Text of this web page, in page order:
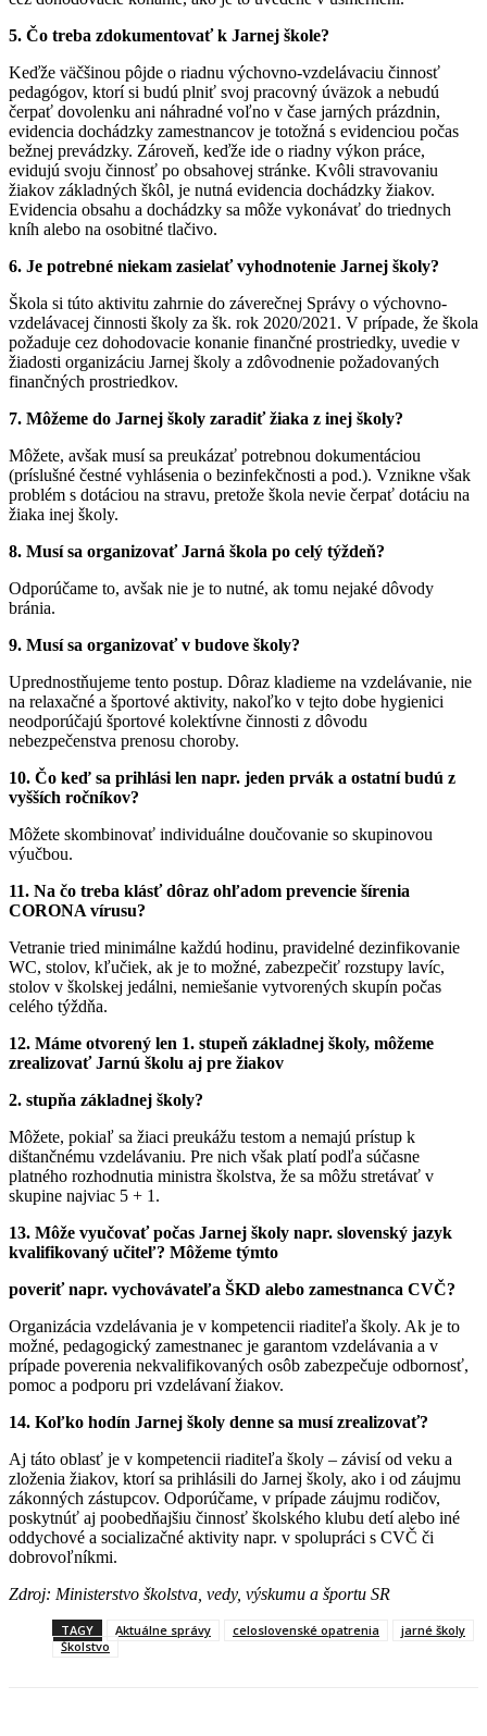
5. Čo treba zdokumentovať k Jarnej škole?
Keďže väčšinou pôjde o riadnu výchovno-vzdelávaciu činnosť
pedagógov, ktorí si budú plniť svoj pracovný úväzok a nebudú
čerpať dovolenku ani náhradné voľno v čase jarných prázdnin,
evidencia dochádzky zamestnancov je totožná s evidenciou počas
bežnej prevádzky. Zároveň, keďže ide o riadny výkon práce,
evidujú svoju činnosť po obsahovej stránke. Kvôli stravovaniu
žiakov základných škôl, je nutná evidencia dochádzky žiakov.
Evidencia obsahu a dochádzky sa môže vykonávať do triednych
kníh alebo na osobitné tlačivo.
6. Je potrebné niekam zasielať vyhodnotenie Jarnej školy?
Škola si túto aktivitu zahrnie do záverečnej Správy o výchovno-
vzdelávacej činnosti školy za šk. rok 2020/2021. V prípade, že škola
požaduje cez dohodovacie konanie finančné prostriedky, uvedie v
žiadosti organizáciu Jarnej školy a zdôvodnenie požadovaných
finančných prostriedkov.
7. Môžeme do Jarnej školy zaradiť žiaka z inej školy?
Môžete, avšak musí sa preukázať potrebnou dokumentáciou
(príslušné čestné vyhlásenia o bezinfekčnosti a pod.). Vznikne však
problém s dotáciou na stravu, pretože škola nevie čerpať dotáciu na
žiaka inej školy.
8. Musí sa organizovať Jarná škola po celý týždeň?
Odporúčame to, avšak nie je to nutné, ak tomu nejaké dôvody
bránia.
9. Musí sa organizovať v budove školy?
Uprednostňujeme tento postup. Dôraz kladieme na vzdelávanie, nie
na relaxačné a športové aktivity, nakoľko v tejto dobe hygienici
neodporúčajú športové kolektívne činnosti z dôvodu
nebezpečenstva prenosu choroby.
10. Čo keď sa prihlási len napr. jeden prvák a ostatní budú z
vyšších ročníkov?
Môžete skombinovať individuálne doučovanie so skupinovou
výučbou.
11. Na čo treba klásť dôraz ohľadom prevencie šírenia
CORONA vírusu?
Vetranie tried minimálne každú hodinu, pravidelné dezinfikovanie
WC, stolov, kľučiek, ak je to možné, zabezpečiť rozstupy lavíc,
stolov v školskej jedálni, nemiešanie vytvorených skupín počas
celého týždňa.
12. Máme otvorený len 1. stupeň základnej školy, môžeme
zrealizovať Jarnú školu aj pre žiakov
2. stupňa základnej školy?
Môžete, pokiaľ sa žiaci preukážu testom a nemajú prístup k
dištančnému vzdelávaniu. Pre nich však platí podľa súčasne
platného rozhodnutia ministra školstva, že sa môžu stretávať v
skupine najviac 5 + 1.
13. Môže vyučovať počas Jarnej školy napr. slovenský jazyk
kvalifikovaný učiteľ? Môžeme týmto
poveriť napr. vychovávateľa ŠKD alebo zamestnanca CVČ?
Organizácia vzdelávania je v kompetencii riaditeľa školy. Ak je to
možné, pedagogický zamestnanec je garantom vzdelávania a v
prípade poverenia nekvalifikovaných osôb zabezpečuje odbornosť,
pomoc a podporu pri vzdelávaní žiakov.
14. Koľko hodín Jarnej školy denne sa musí zrealizovať?
Aj táto oblasť je v kompetencii riaditeľa školy – závisí od veku a
zloženia žiakov, ktorí sa prihlásili do Jarnej školy, ako i od záujmu
zákonných zástupcov. Odporúčame, v prípade záujmu rodičov,
poskytnúť aj poobedňajšiu činnosť školského klubu detí alebo iné
oddychové a socializačné aktivity napr. v spolupráci s CVČ či
dobrovoľníkmi.
Zdroj: Ministerstvo školstva, vedy, výskumu a športu SR
TAGY Aktuálne správy celoslovenské opatrenia
jarné školy
Školstvo